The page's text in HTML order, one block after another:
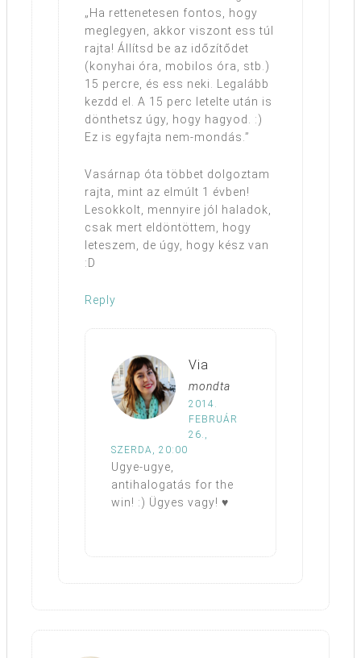
„Ha rettenetesen fontos, hogy
meglegyen, akkor viszont ess túl
rajta! Állítsd be az időzítődet
(konyhai óra, mobilos óra, stb.)
15 percre, és ess neki. Legalább
kezdd el. A 15 perc letelte után is
dönthetsz úgy, hogy hagyod. :)
Ez is egyfajta nem-mondás.”
Vasárnap óta többet dolgoztam
rajta, mint az elmúlt 1 évben!
Lesokkolt, mennyire jól haladok,
csak mert eldöntöttem, hogy
leteszem, de úgy, hogy kész van
:D
Reply
Via
mondta
2014.
FEBRUÁR
26.,
SZERDA, 20:00
Ugye-ugye,
antihalogatás for the
win! :) Ügyes vagy! ♥